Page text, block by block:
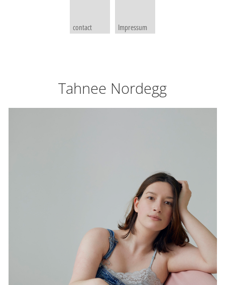
contact Impressum
Tahnee Nordegg